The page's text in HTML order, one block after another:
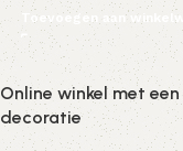
Toevoegen aan
Online winkel met
decoratie